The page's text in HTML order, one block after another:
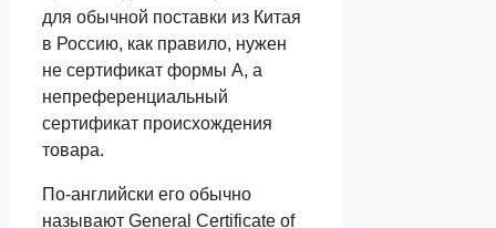
для обычной поставки из Китая
в Россию, как правило, нужен
не сертификат формы А, а
непреференциальный
сертификат происхождения
товара.
По-английски его обычно
называют General Certificate of